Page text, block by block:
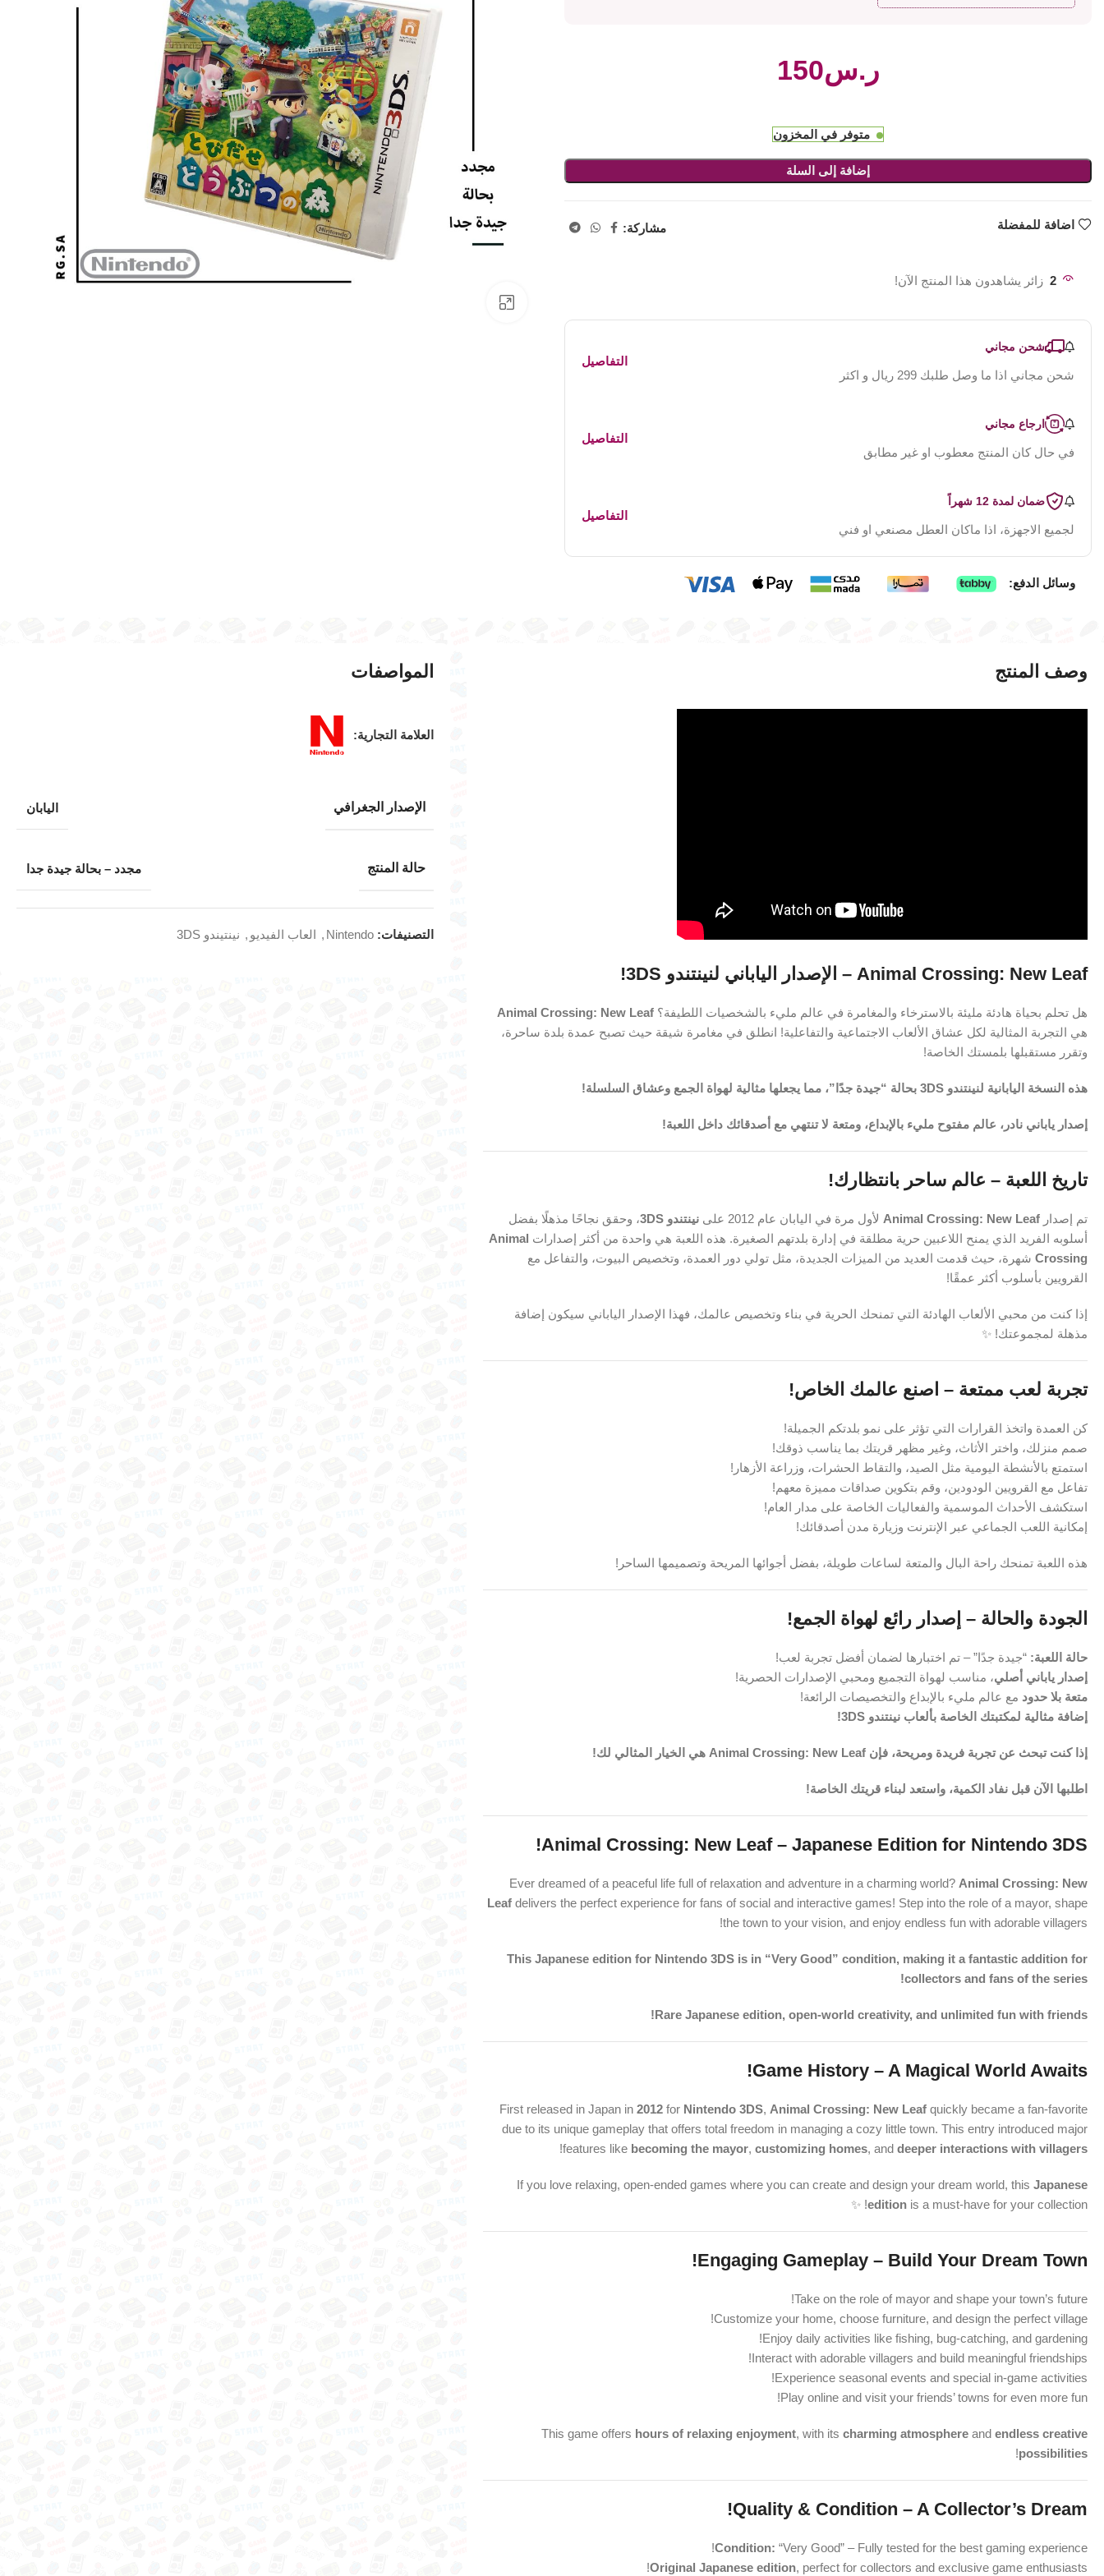
ر.س
متوفر في المخزون
إضافة إلى السلة
مشاركة: اضافة للمفضلة
2 زائر يشاهدون هذا المنتج الآن!
شحن مجاني
شحن مجاني اذا ما وصل طلبك 299 ريال و اكثر
التفاصيل
ارجاع مجاني
في حال كان المنتج معطوب او غير مطابق
التفاصيل
ضمان لمدة 12 شهراً
لجميع الاجهزة، اذا ماكان العطل مصنعي او فني
التفاصيل
وسائل الدفع:
وصف المنتج
Animal Crossing: New Leaf – الإصدار الياباني لنينتندو 3DS!
هل تحلم بحياة هادئة مليئة بالاسترخاء والمغامرة في عالم مليء بالشخصيات اللطيفة؟ Animal Crossing: New Leaf
هي التجربة المثالية لكل عشاق الألعاب الاجتماعية والتفاعلية! انطلق في مغامرة شيقة حيث تصبح عمدة بلدة ساحرة،
وتقرر مستقبلها بلمستك الخاصة!
هذه النسخة اليابانية لنينتندو 3DS بحالة “جيدة جدًا”، مما يجعلها مثالية لهواة الجمع وعشاق السلسلة!
إصدار ياباني نادر، عالم مفتوح مليء بالإبداع، ومتعة لا تنتهي مع أصدقائك داخل اللعبة!
تاريخ اللعبة – عالم ساحر بانتظارك!
تم إصدار Animal Crossing: New Leaf لأول مرة في اليابان عام 2012 على نينتندو 3DS
، وحقق نجاحًا مذهلًا بفضل
أسلوبه الفريد الذي يمنح اللاعبين حرية مطلقة في إدارة بلدتهم الصغيرة. هذه اللعبة هي واحدة من أكثر إصدارات Animal
Crossing شهرة، حيث قدمت العديد من الميزات الجديدة، مثل تولي دور العمدة، وتخصيص البيوت، والتفاعل مع
القرويين بأسلوب أكثر عمقًا!
إذا كنت من محبي الألعاب الهادئة التي تمنحك الحرية في بناء وتخصيص عالمك، فهذا الإصدار الياباني سيكون إضافة
مذهلة لمجموعتك! ✨
تجربة لعب ممتعة – اصنع عالمك الخاص!
كن العمدة واتخذ القرارات التي تؤثر على نمو بلدتكم الجميلة!
صمم منزلك، واختر الأثاث، وغير مظهر قريتك بما يناسب ذوقك!
استمتع بالأنشطة اليومية مثل الصيد، والتقاط الحشرات، وزراعة الأزهار!
تفاعل مع القرويين الودودين، وقم بتكوين صداقات مميزة معهم!
استكشف الأحداث الموسمية والفعاليات الخاصة على مدار العام!
إمكانية اللعب الجماعي عبر الإنترنت وزيارة مدن أصدقائك!
هذه اللعبة تمنحك راحة البال والمتعة لساعات طويلة، بفضل أجوائها المريحة وتصميمها الساحر!
الجودة والحالة – إصدار رائع لهواة الجمع!
حالة اللعبة: “جيدة جدًا” – تم اختبارها لضمان أفضل تجربة لعب!
إصدار ياباني أصلي، مناسب لهواة التجميع ومحبي الإصدارات الحصرية!
متعة بلا حدود مع عالم مليء بالإبداع والتخصيصات الرائعة!
إضافة مثالية لمكتبتك الخاصة بألعاب نينتندو 3DS!
إذا كنت تبحث عن تجربة فريدة ومريحة، فإن Animal Crossing: New Leaf هي الخيار المثالي لك!
اطلبها الآن قبل نفاد الكمية، واستعد لبناء قريتك الخاصة!
Animal Crossing: New Leaf – Japanese Edition for Nintendo 3DS!
Ever dreamed of a peaceful life full of relaxation and adventure in a charming world? Animal Crossing: New
Leaf delivers the perfect experience for fans of social and interactive games! Step into the role of a mayor, shape
the town to your vision, and enjoy endless fun with adorable villagers!
This Japanese edition for Nintendo 3DS is in “Very Good” condition, making it a fantastic addition for
collectors and fans of the series!
Rare Japanese edition, open-world creativity, and unlimited fun with friends!
Game History – A Magical World Awaits!
First released in Japan in 2012 for Nintendo 3DS, Animal Crossing: New Leaf quickly became a fan-favorite
due to its unique gameplay that offers total freedom in managing a cozy little town. This entry introduced major
features like becoming the mayor, customizing homes, and deeper interactions with villagers
!
If you love relaxing, open-ended games where you can create and design your dream world, this Japanese
edition is a must-have for your collection! ✨
Engaging Gameplay – Build Your Dream Town!
Take on the role of mayor and shape your town’s future!
Customize your home, choose furniture, and design the perfect village!
Enjoy daily activities like fishing, bug-catching, and gardening!
Interact with adorable villagers and build meaningful friendships!
Experience seasonal events and special in-game activities!
Play online and visit your friends’ towns for even more fun!
This game offers hours of relaxing enjoyment, with its charming atmosphere and endless creative
possibilities
!
Quality & Condition – A Collector’s Dream!
Condition: “Very Good” – Fully tested for the best gaming experience!
Original Japanese edition, perfect for collectors and exclusive game enthusiasts!
المواصفات
العلامة التجارية:
الإصدار الجغرافي اليابان
حالة المنتج مجدد – بحالة جيدة جدا
التصنيفات: Nintendo
, العاب الفيديو , نينتيندو 3DS